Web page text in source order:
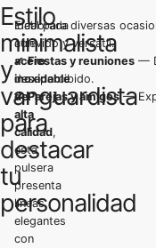
Estilo
minimalista
y
vanguardista
para
destacar
tu
personalidad
Elaborada
con
acero
inoxidable
de
alta
calidad,
esta
pulsera
presenta
líneas
elegantes
con
Ideal para diversas
atrevido y versátil.
✔Fiestas y reuniones —
desapercibido.
✔Parejas y amigos—